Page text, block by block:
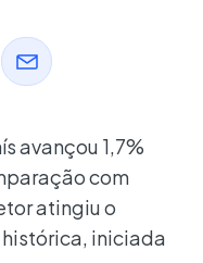
avançou 1,7%
com
atingiu o
iniciada